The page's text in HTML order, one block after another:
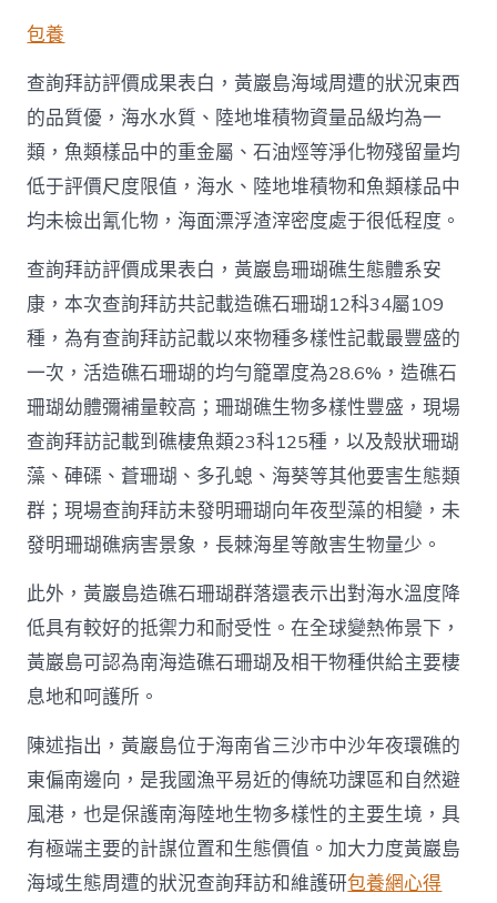
布
_
中
國
網〉
中
包養
查詢拜訪評價成果表白，黃巖島海域周遭的狀況東西
的品質優，海水水質、陸地堆積物資量品級均為一
類，魚類樣品中的重金屬、石油烴等淨化物殘留量均
低于評價尺度限值，海水、陸地堆積物和魚類樣品中
均未檢出氰化物，海面漂浮渣滓密度處于很低程度。
查詢拜訪評價成果表白，黃巖島珊瑚礁生態體系安
康，本次查詢拜訪共記載造礁石珊瑚12科34屬109
種，為有查詢拜訪記載以來物種多樣性記載最豐盛的
一次，活造礁石珊瑚的均勻籠罩度為28.6%，造礁石
珊瑚幼體彌補量較高；珊瑚礁生物多樣性豐盛，現場
查詢拜訪記載到礁棲魚類23科125種，以及殼狀珊瑚
藻、硨磲、蒼珊瑚、多孔螅、海葵等其他要害生態類
群；現場查詢拜訪未發明珊瑚向年夜型藻的相變，未
發明珊瑚礁病害景象，長棘海星等敵害生物量少。
此外，黃巖島造礁石珊瑚群落還表示出對海水溫度降
低具有較好的抵禦力和耐受性。在全球變熱佈景下，
黃巖島可認為南海造礁石珊瑚及相干物種供給主要棲
息地和呵護所。
陳述指出，黃巖島位于海南省三沙市中沙年夜環礁的
東偏南邊向，是我國漁平易近的傳統功課區和自然避
風港，也是保護南海陸地生物多樣性的主要生境，具
有極端主要的計謀位置和生態價值。加大力度黃巖島
海域生態周遭的狀況查詢拜訪和維護研包養網心得